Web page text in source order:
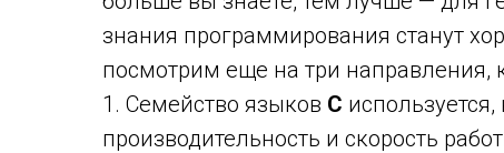
знания программирования станут
посмотрим еще на три направления,
1. Семейство языков C
производительность и скорость